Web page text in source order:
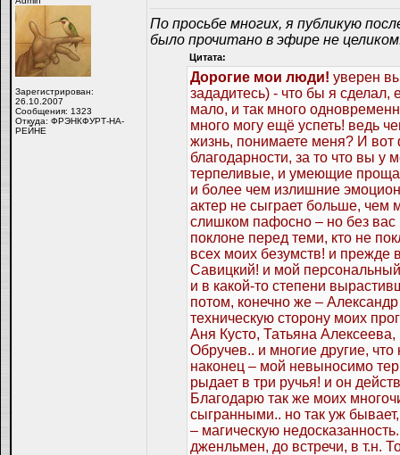
Зарегистрирован:
26.10.2007
Сообщения: 1323
Откуда: ФРЭНКФУРТ-НА-
РЕЙНЕ
По просьбе многих, я публикую
было прочитано в эфире не
Цитата:
Дорогие мои люди! уверен
зададитесь) - что бы я сделал,
мало, и так много
много могу ещё успеть! ведь
жизнь, понимаете меня? И вот
благодарности, за то что вы
терпеливые, и умеющие
и более чем излишние
актер не сыграет больше, чем
слишком пафосно – но без вас
поклоне перед теми, кто не
всех моих безумств! и
Савицкий! и мой
и в какой-то степени
потом, конечно же –
техническую сторону моих
Аня Кусто, Татьяна
Обручев.. и многие другие,
наконец – мой невыносимо
рыдает в три ручья! и он
Благодарю так же моих
сыгранными.. но так уж бывает,
– магическую
дженльмен, до встречи, в т.н.